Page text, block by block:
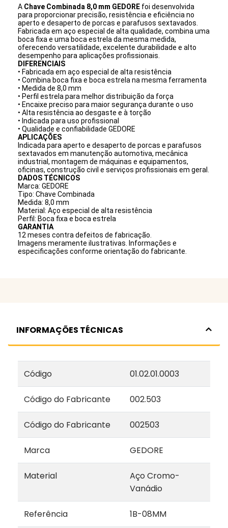
A Chave Combinada 8,0 mm GEDORE foi desenvolvida
para proporcionar precisão, resistência e eficiência no
aperto e desaperto de porcas e parafusos sextavados.
Fabricada em aço especial de alta qualidade, combina uma
boca fixa e uma boca estrela da mesma medida,
oferecendo versatilidade, excelente durabilidade e alto
desempenho para aplicações profissionais.
DIFERENCIAIS
• Fabricada em aço especial de alta resistência
• Combina boca fixa e boca estrela na mesma ferramenta
• Medida de 8,0 mm
• Perfil estrela para melhor distribuição da força
• Encaixe preciso para maior segurança durante o uso
• Alta resistência ao desgaste e à torção
• Indicada para uso profissional
• Qualidade e confiabilidade GEDORE
APLICAÇÕES
Indicada para aperto e desaperto de porcas e parafusos
sextavados em manutenção automotiva, mecânica
industrial, montagem de máquinas e equipamentos,
oficinas, construção civil e serviços profissionais em geral.
DADOS TÉCNICOS
Marca: GEDORE
Tipo: Chave Combinada
Medida: 8,0 mm
Material: Aço especial de alta resistência
Perfil: Boca fixa e boca estrela
GARANTIA
12 meses contra defeitos de fabricação.
Imagens meramente ilustrativas. Informações e
especificações conforme orientação do fabricante.
INFORMAÇÕES TÉCNICAS
Código 01.02.01.0003
Código do Fabricante 002.503
Código do Fabricante 002503
Marca GEDORE
Material
Aço Cromo-
Vanádio
Referência 1B-08MM